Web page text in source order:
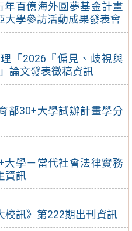
年百億海外圓夢基金計畫
大學參訪活動成果發表會
「2026『偏見、歧視與
論文發表徵稿資訊
部30+大學試辦計畫學分
學－當代社會法律實務
資訊
校訊》第222期出刊資訊